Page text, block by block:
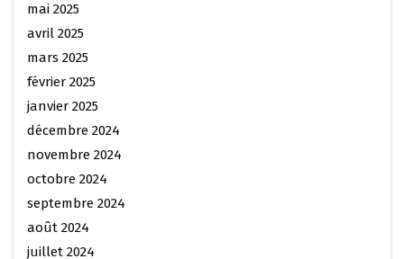
mai 2025
avril 2025
mars 2025
février 2025
janvier 2025
décembre 2024
novembre 2024
octobre 2024
septembre 2024
août 2024
juillet 2024